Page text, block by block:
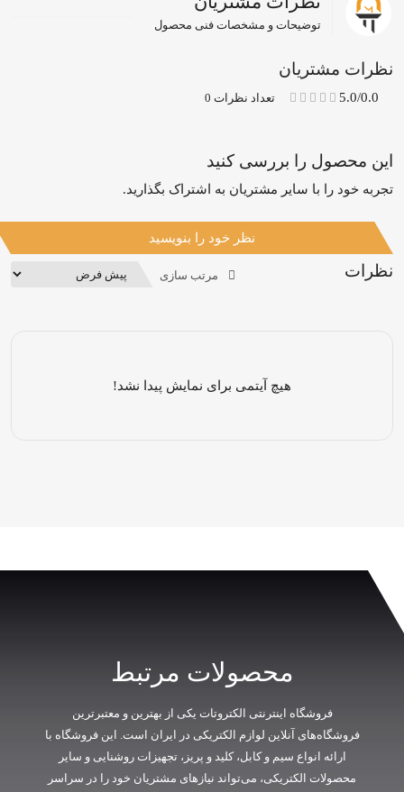
توضیحات و مشخصات فنی محصول
نظرات مشتریان
5.0/0.0 تعداد نظرات 0
این محصول را بررسی کنید
تجربه خود را با سایر مشتریان به اشتراک بگذارید.
نظر خود را بنویسید
نظرات مرتب سازی
هیچ آیتمی برای نمایش پیدا نشد!
محصولات مرتبط
فروشگاه اینترنتی الکتروتات یکی از بهترین و معتبرترین
فروشگاه‌های آنلاین لوازم الکتریکی در ایران است. این فروشگاه با
ارائه انواع سیم و کابل، کلید و پریز، تجهیزات روشنایی و سایر
محصولات الکتریکی، می‌تواند نیازهای مشتریان خود را در سراسر